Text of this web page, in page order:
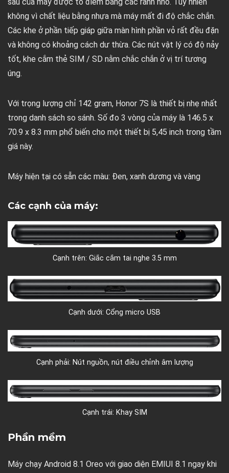
không vì chất liệu bằng nhựa mà máy mất đi độ chắc chắn.
Các khe ở phần tiếp giáp giữa màn hình phần vỏ rất đều đặn
và không có khoảng cách dư thừa. Các nút vật lý có độ nảy
tốt, khe cắm thẻ SIM / SD nằm chắc chắn ở vị trí tương
úng.
Với trọng lượng chỉ 142 gram, Honor 7S là thiết bị nhẹ nhất
trong danh sách so sánh. Số đo 3 vòng của máy là 146.5 x
70.9 x 8.3 mm phổ biến cho một thiết bị 5,45 inch trong tầm
giá này.
Máy hiện tại có sẵn các màu: Đen, xanh dương và vàng
Các cạnh của máy:
Cạnh trên: Giắc cắm tai nghe 3.5 mm
Cạnh dưới: Cổng micro USB
Cạnh phải: Nút nguồn, nút điều chỉnh âm lượng
Cạnh trái: Khay SIM
Phần mềm
Máy chạy Android 8.1 Oreo với giao diện EMIUI 8.1 ngay khi